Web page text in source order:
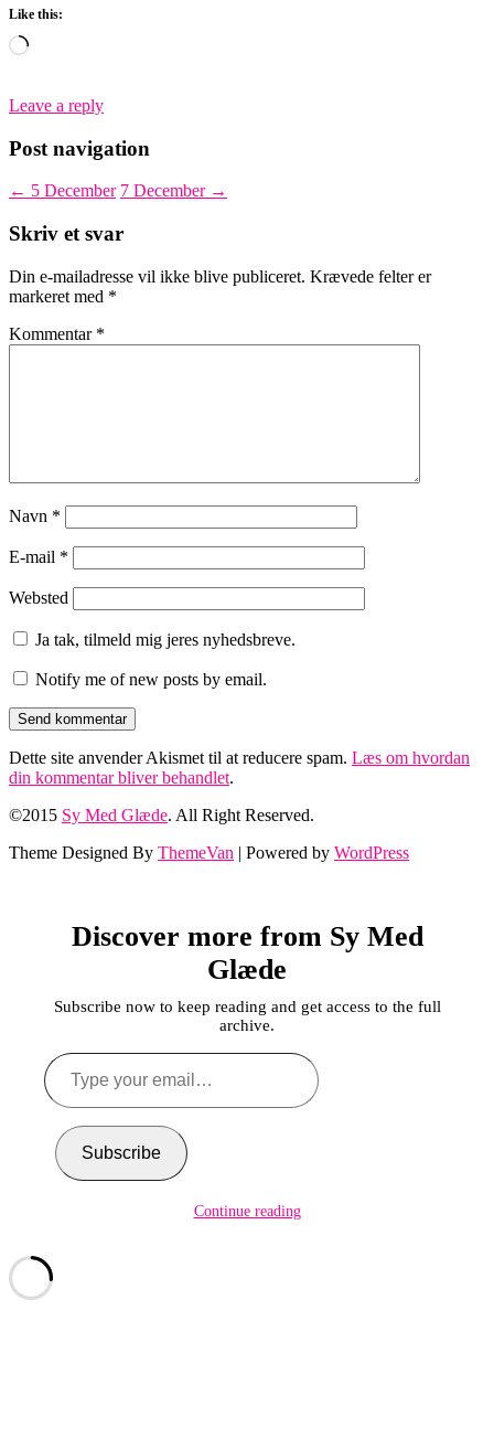
Like this:
Loading…
Leave a reply
Post navigation
← 5 December 7 December →
Skriv et svar
Din e-mailadresse vil ikke blive publiceret. Krævede felter er
markeret med *
Kommentar *
Navn *
E-mail *
Websted
Ja tak, tilmeld mig jeres nyhedsbreve.
Notify me of new posts by email.
Dette site anvender Akismet til at reducere spam. Læs om hvordan
din kommentar bliver behandlet.
©2015 Sy Med Glæde. All Right Reserved.
Theme Designed By ThemeVan | Powered by WordPress
Discover more from Sy Med
Glæde
Subscribe now to keep reading and get access to the full
archive.
Type
your
email…
Subscribe
Continue reading